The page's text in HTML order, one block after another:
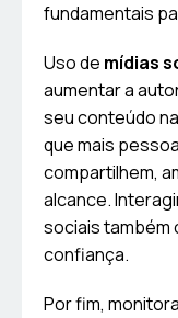
fundamentais
Uso de mídias
aumentar a
seu conteúdo
que mais
compartilhem,
alcance.
sociais também
confiança.
Por fim,